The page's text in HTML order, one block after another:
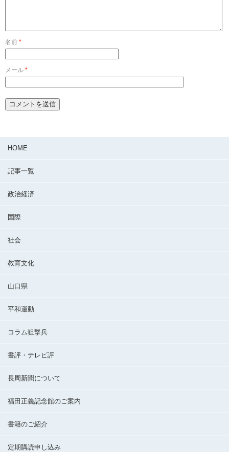
名前 *
メール *
HOME
記事一覧
政治経済
国際
社会
教育文化
山口県
平和運動
コラム狙撃兵
書評・テレビ評
長周新聞について
福田正義記念館のご案内
書籍のご紹介
定期購読申し込み